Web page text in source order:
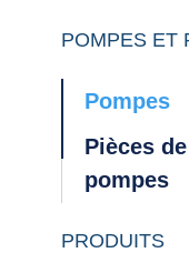
POMPES ET
Pompes
Pièces
pompes
PRODUITS